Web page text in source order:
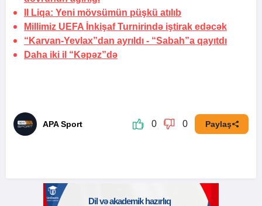
II Liqa: Yeni mövsümün püşkü atılıb
Millimiz UEFA İnkişaf Turnirində iştirak edəcək
“Karvan-Yevlax”dan ayrıldı - “Sabah”a qayıtdı
Daha iki il “Kəpəz”də
APA Sport 0 0 Paylaş